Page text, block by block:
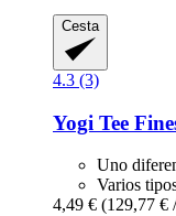
Cesta
4.3 (3)
Yogi Tee
Uno
Varios
4,49 € (129,77 €